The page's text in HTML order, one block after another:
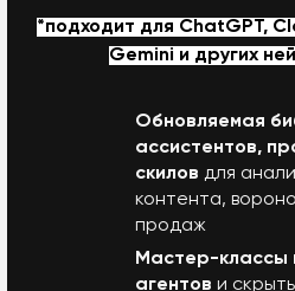
*подходит для СhatGPT,
Gemini и других
Мастер-классы
агентов и
Обновляемая
ассистентов,
скилов для
контента,
продаж